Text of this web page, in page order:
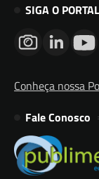
SIGA O
Conheça nossa
Fale Conosco